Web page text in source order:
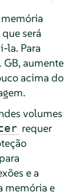
será
la. Para
aumente
acima do
volumes
requer
e a
memória e